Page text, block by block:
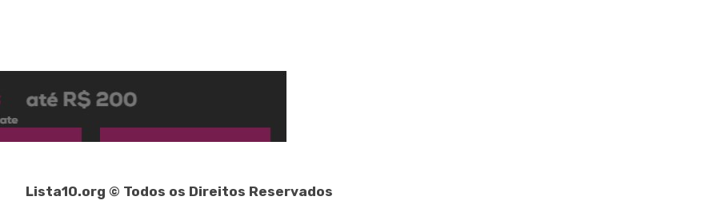
Lista10.org © Todos os Direitos Reservados